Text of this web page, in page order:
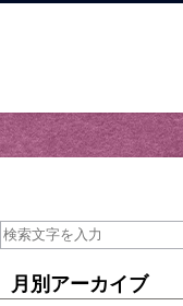
月別アーカイブ